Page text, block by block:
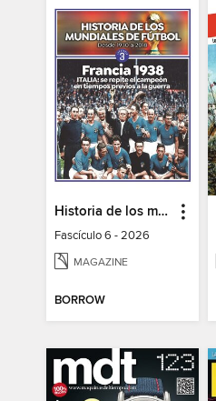
Historia de los mundiales de fútbol
Fascículo 6 - 2026
MAGAZINE
BORROW